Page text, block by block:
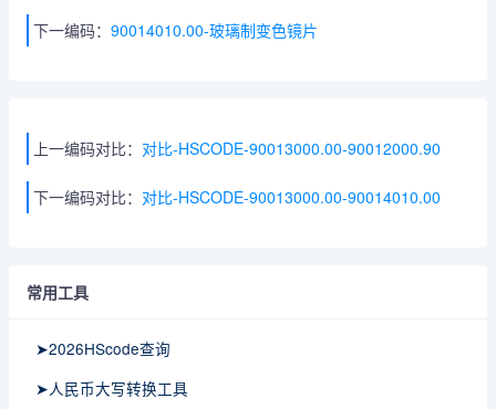
下一编码： 90014010.00-玻璃制变色镜片
上一编码对比： 对比-HSCODE-90013000.00-90012000.90
下一编码对比： 对比-HSCODE-90013000.00-90014010.00
常用工具
➤2026HScode查询
➤人民币大写转换工具